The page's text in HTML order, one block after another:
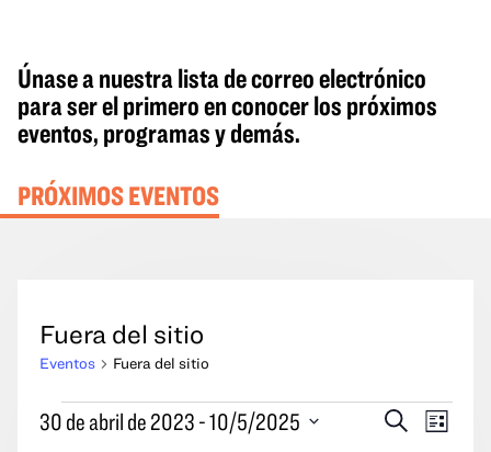
Únase a nuestra lista de correo electrónico
para ser el primero en conocer los próximos
eventos, programas y demás.
PRÓXIMOS EVENTOS
Fuera del sitio
Eventos Fuera del sitio
Eventos
Eventos
Buscar
Lista
30 de abril de 2023 - 10/5/2025